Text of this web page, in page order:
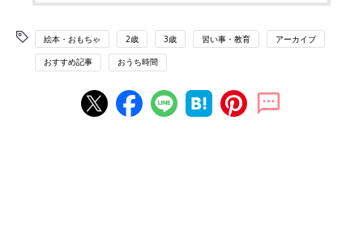
絵本・おもちゃ 2歳 3歳 習い事・教育 アーカイブ
おすすめ記事 おうち時間